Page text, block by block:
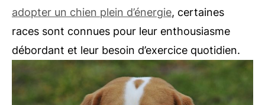
adopter un chien plein d’énergie, certaines
races sont connues pour leur enthousiasme
débordant et leur besoin d’exercice quotidien.